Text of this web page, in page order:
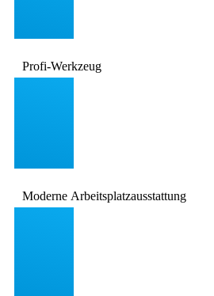
Profi-Werkzeug
Moderne Arbeitsplatzausstattung